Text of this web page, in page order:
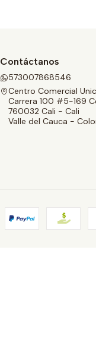
Contáctanos
573007868546
Centro Comercial
Carrera 100 #5-169
760032 Cali - Cali
Valle del Cauca -